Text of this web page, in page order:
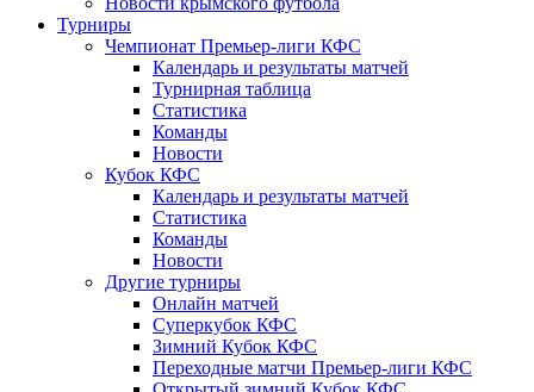
Турниры
Чемпионат Премьер-лиги КФС
Календарь и результаты матчей
Турнирная таблица
Статистика
Команды
Новости
Кубок КФС
Календарь и результаты матчей
Статистика
Команды
Новости
Другие турниры
Онлайн матчей
Суперкубок КФС
Зимний Кубок КФС
Переходные матчи Премьер-лиги КФС